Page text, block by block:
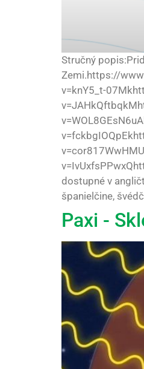
Stručný
Zemi.https://
v=knY5_t-
dostupné v
španielčine,
Paxi -